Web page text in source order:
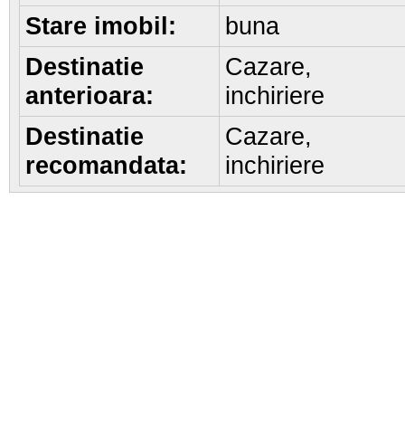
Stare imobil:
buna
Destinatie
anterioara:
Cazare,
inchiriere
Destinatie
recomandata:
Cazare,
inchiriere